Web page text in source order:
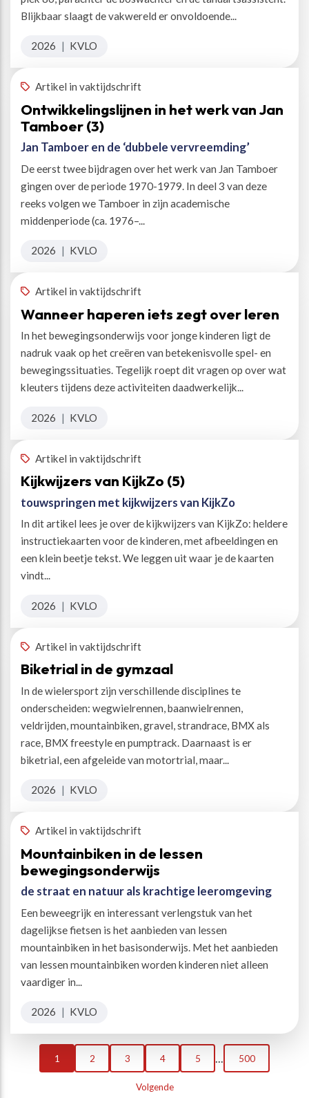
Blijkbaar slaagt de vakwereld er onvoldoende...
2026 | KVLO
Artikel in vaktijdschrift
Ontwikkelingslijnen in het werk van Jan
Tamboer (3)
Jan Tamboer en de ‘dubbele vervreemding’
De eerst twee bijdragen over het werk van Jan Tamboer
gingen over de periode 1970-1979. In deel 3 van deze
reeks volgen we Tamboer in zijn academische
middenperiode (ca. 1976–...
2026 | KVLO
Artikel in vaktijdschrift
Wanneer haperen iets zegt over leren
In het bewegingsonderwijs voor jonge kinderen ligt de
nadruk vaak op het creëren van betekenisvolle spel- en
bewegingssituaties. Tegelijk roept dit vragen op over wat
kleuters tijdens deze activiteiten daadwerkelijk...
2026 | KVLO
Artikel in vaktijdschrift
Kijkwijzers van KijkZo (5)
touwspringen met kijkwijzers van KijkZo
In dit artikel lees je over de kijkwijzers van KijkZo: heldere
instructiekaarten voor de kinderen, met afbeeldingen en
een klein beetje tekst. We leggen uit waar je de kaarten
vindt...
2026 | KVLO
Artikel in vaktijdschrift
Biketrial in de gymzaal
In de wielersport zijn verschillende disciplines te
onderscheiden: wegwielrennen, baanwielrennen,
veldrijden, mountainbiken, gravel, strandrace, BMX als
race, BMX freestyle en pumptrack. Daarnaast is er
biketrial, een afgeleide van motortrial, maar...
2026 | KVLO
Artikel in vaktijdschrift
Mountainbiken in de lessen
bewegingsonderwijs
de straat en natuur als krachtige leeromgeving
Een beweegrijk en interessant verlengstuk van het
dagelijkse fietsen is het aanbieden van lessen
mountainbiken in het basisonderwijs. Met het aanbieden
van lessen mountainbiken worden kinderen niet alleen
vaardiger in...
2026 | KVLO
1 2 3 4 5 ... 500
Volgende